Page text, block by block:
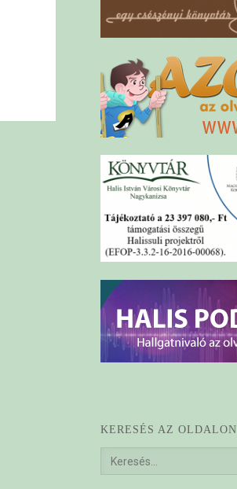
KERESÉS AZ OLDALON
Keresés: